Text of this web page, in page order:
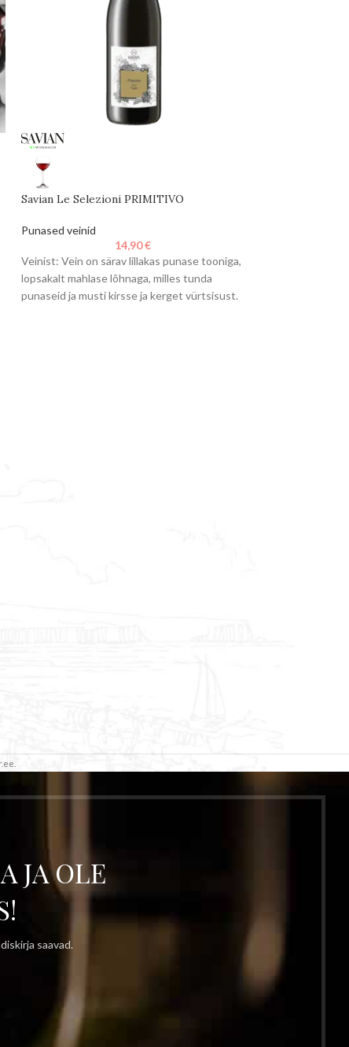
Savian Le Selezioni PRIMITIVO
Punased veinid
14,90€
Veinist: Vein on särav lillakas punase tooniga,
lopsakalt mahlase lõhnaga, milles tunda
punaseid ja musti kirsse ja kerget vürtsisust.
JA OLE
saavad.